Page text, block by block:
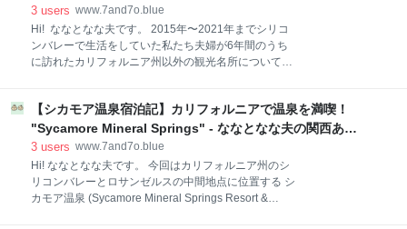
2.5kg(もも肉) ¥2,498 / さくらどり2.5kg(むね肉)
¥1,398 ガーリックペッパーポーク ¥2,138 はなひめ
トマト ¥698 国産ミルクブレッド ¥599 Raw
Shrimp (21-25) ¥2,088 アメリカ産 冷凍シマチョウカ
トイレットペーパー お会計時の日本
3 users www.7and7o.blue
Hi! ななとなな夫です。 2015年〜2021年までシリコ
ンバレーで生活をしていた私たち夫婦が6年間のうち
に訪れたカリフォルニア州以外の観光名所についてま
ニア州以外の観光名所 一覧 シティ系 自然系 1位：イ
エローストーン国立公園＆グランドティトン国立公園
イエローストーン国立公園 グランドティトン国立公園
2位：グランドサークル 3位：サワロ国立公園 4位：カ
ールズバッド洞窟群国立公園 5位：ルート
66(U.S.Route 66) おまけ：町中に宇宙人がいる！ロズ
【シカモア温泉宿泊記】カリフォルニアで温泉を満喫！
"Sycamore Mineral Springs" - ななとなな夫の関西あち
こちライフ
3 users www.7and7o.blue
Hi! ななとなな夫です。 今回はカリフォルニア州のシ
リコンバレーとロサンゼルスの中間地点に位置する シ
カモア温泉 (Sycamore Mineral Springs Resort &